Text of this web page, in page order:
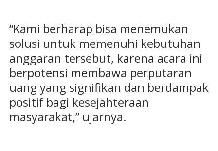
“Kami berharap bisa menemukan
solusi untuk memenuhi kebutuhan
anggaran tersebut, karena acara ini
berpotensi membawa perputaran
uang yang signifikan dan berdampak
positif bagi kesejahteraan
masyarakat,” ujarnya.